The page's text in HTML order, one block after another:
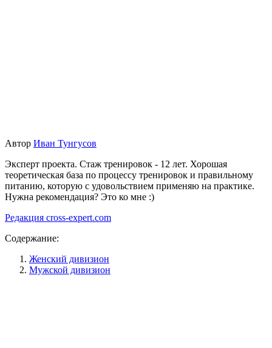
Автор Иван Тунгусов
Эксперт проекта. Стаж тренировок - 12 лет. Хорошая
теоретическая база по процессу тренировок и правильному
питанию, которую с удовольствием применяю на практике.
Нужна рекомендация? Это ко мне :)
Редакция cross-expert.com
Содержание:
Женский дивизион
Мужской дивизион